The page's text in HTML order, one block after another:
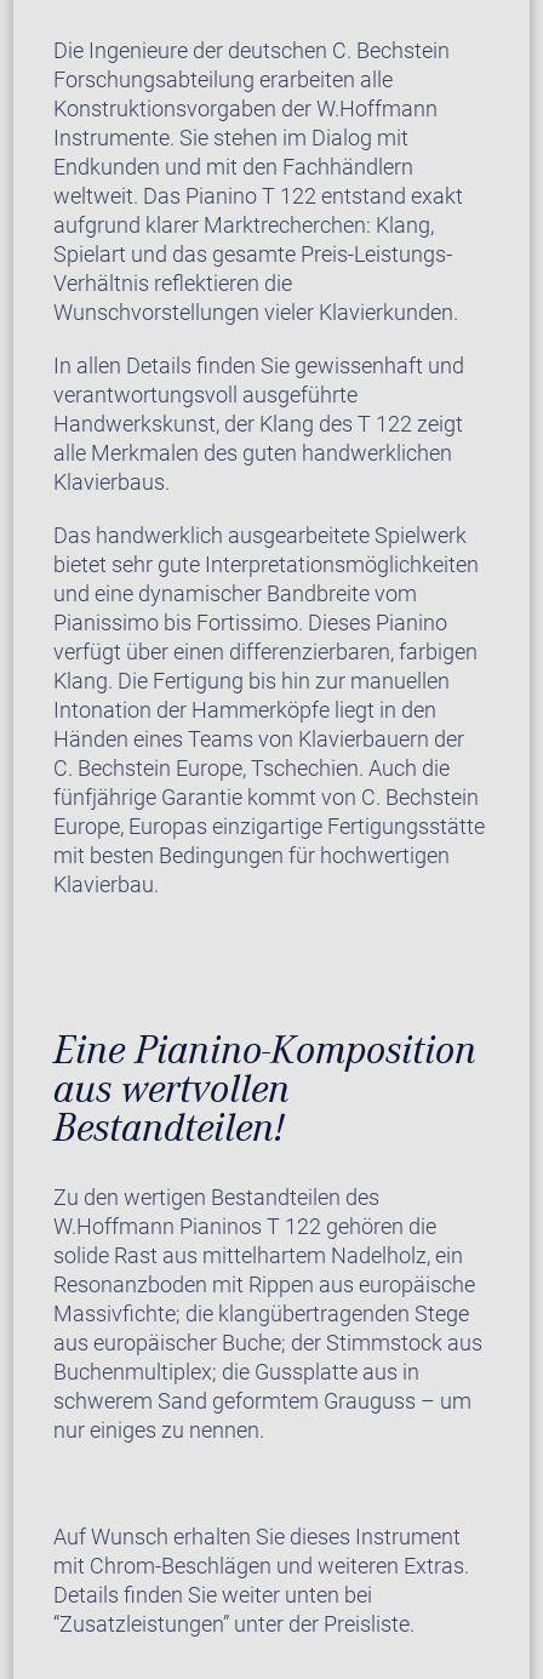
Die Ingenieure der deutschen C. Bechstein
Forschungsabteilung erarbeiten alle
Konstruktionsvorgaben der W.Hoffmann
Instrumente. Sie stehen im Dialog mit
Endkunden und mit den Fachhändlern
weltweit. Das Pianino T 122 entstand exakt
aufgrund klarer Marktrecherchen: Klang,
Spielart und das gesamte Preis-Leistungs-
Verhältnis reflektieren die
Wunschvorstellungen vieler Klavierkunden.
In allen Details finden Sie gewissenhaft und
verantwortungsvoll ausgeführte
Handwerkskunst, der Klang des T 122 zeigt
alle Merkmalen des guten handwerklichen
Klavierbaus.
Das handwerklich ausgearbeitete Spielwerk
bietet sehr gute Interpretationsmöglichkeiten
und eine dynamischer Bandbreite vom
Pianissimo bis Fortissimo. Dieses Pianino
verfügt über einen differenzierbaren, farbigen
Klang. Die Fertigung bis hin zur manuellen
Intonation der Hammerköpfe liegt in den
Händen eines Teams von Klavierbauern der
C. Bechstein Europe, Tschechien. Auch die
fünfjährige Garantie kommt von C. Bechstein
Europe, Europas einzigartige Fertigungsstätte
mit besten Bedingungen für hochwertigen
Klavierbau.
Eine Pianino-Komposition
aus wertvollen
Bestandteilen!
Zu den wertigen Bestandteilen des
W.Hoffmann Pianinos T 122 gehören die
solide Rast aus mittelhartem Nadelholz, ein
Resonanzboden mit Rippen aus europäische
Massivfichte; die klangübertragenden Stege
aus europäischer Buche; der Stimmstock aus
Buchenmultiplex; die Gussplatte aus in
schwerem Sand geformtem Grauguss – um
nur einiges zu nennen.
Auf Wunsch erhalten Sie dieses Instrument
mit Chrom-Beschlägen und weiteren Extras.
Details finden Sie weiter unten bei
“Zusatzleistungen” unter der Preisliste.